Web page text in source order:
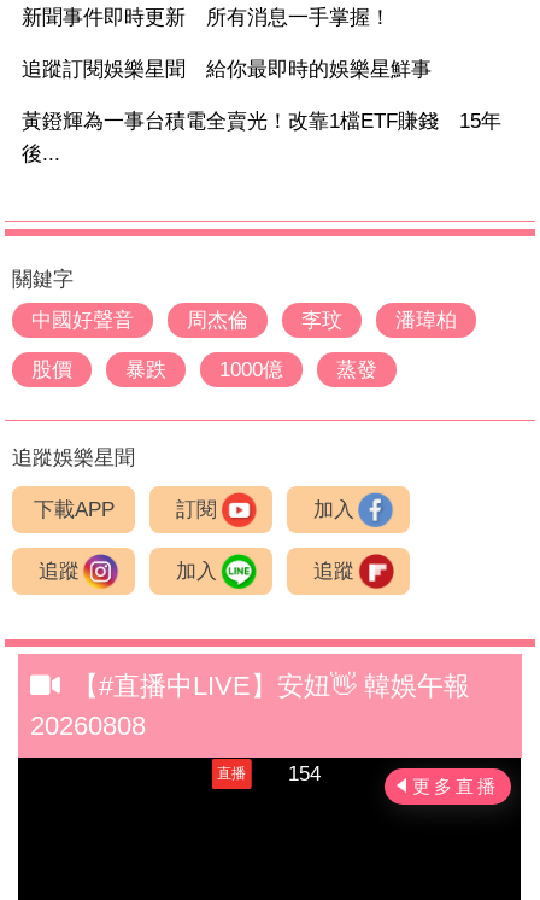
新聞事件即時更新 所有消息一手掌握！
追蹤訂閱娛樂星聞 給你最即時的娛樂星鮮事
黃鐙輝為一事台積電全賣光！改靠1檔ETF賺錢 15年
後...
關鍵字
中國好聲音
周杰倫 李玟 潘瑋柏
股價 暴跌 1000億 蒸發
追蹤娛樂星聞
下載APP 訂閱 加入
追蹤 加入 追蹤
【#直播中LIVE】安妞👋 韓娛午報
20260808